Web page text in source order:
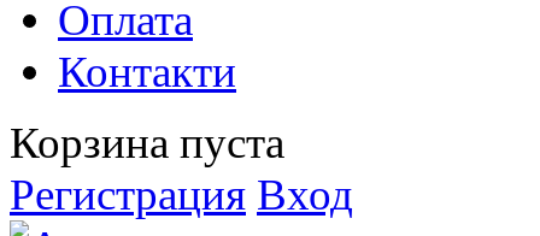
Оплата
Контакти
Корзина пуста
Регистрация Вход